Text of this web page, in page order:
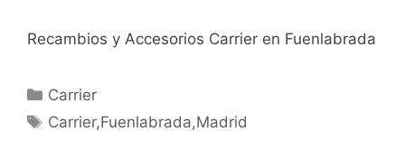
Recambios y Accesorios Carrier en Fuenlabrada
Categorías
Carrier
Etiquetas
Carrier,Fuenlabrada,Madrid